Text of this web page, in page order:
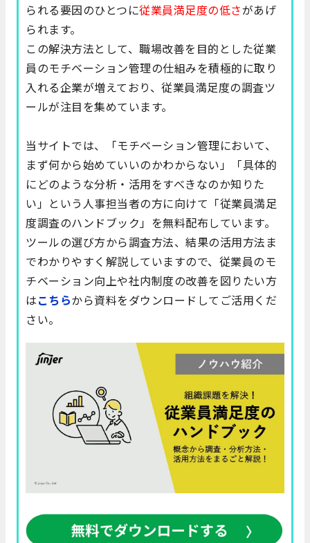
られる要因のひとつに従業員満足度の低さがあげ
られます。
この解決方法として、職場改善を目的とした従業
員のモチベーション管理の仕組みを積極的に取り
入れる企業が増えており、従業員満足度の調査ツ
ールが注目を集めています。
当サイトでは、「モチベーション管理において、
まず何から始めていいのかわからない」「具体的
にどのような分析・活用をすべきなのか知りた
い」という人事担当者の方に向けて「従業員満足
度調査のハンドブック」を無料配布しています。
ツールの選び方から調査方法、結果の活用方法ま
でわかりやすく解説していますので、従業員のモ
チベーション向上や社内制度の改善を図りたい方
はこちらから資料をダウンロードしてご活用くだ
さい。